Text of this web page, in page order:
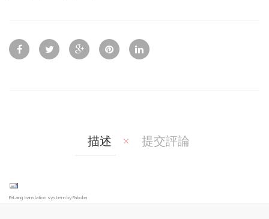
Vie
w
To
Wis
To
Co
描述 提交評論
FaLang translation system by Faboba